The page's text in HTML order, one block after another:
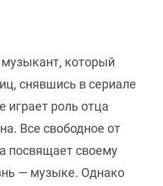
который
снявшись в сериале
играет роль отца
Все свободное от
посвящает своему
— музыке. Однако